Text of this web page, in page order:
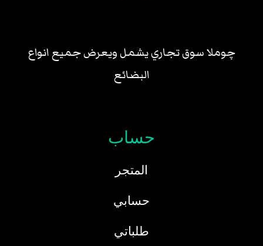
چوملا سوق تجاري يشمل ويعرض جميع انواع
البضائع
حساب
المتجر
حسابي
طلباتي